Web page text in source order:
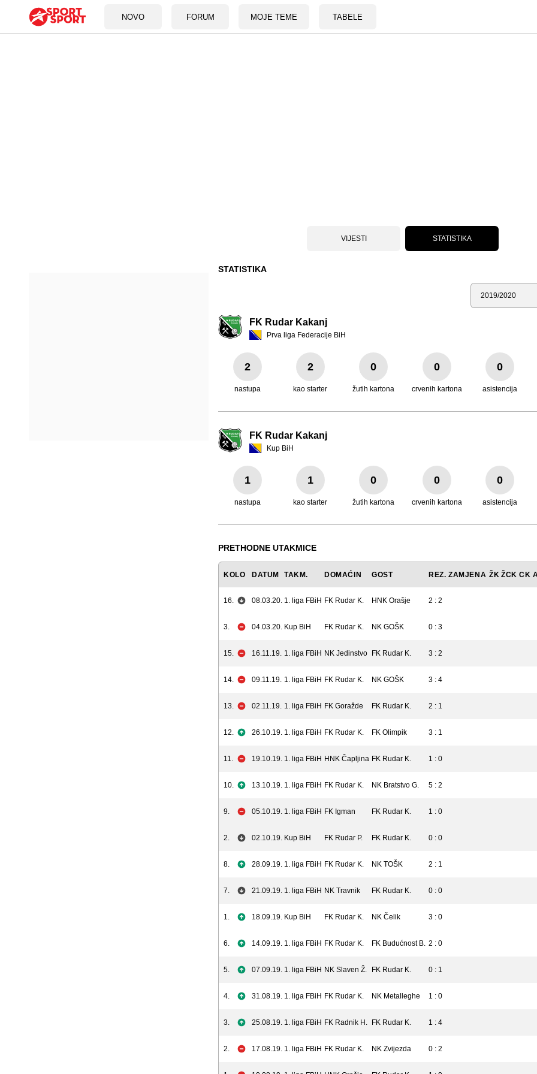
NOVO FORUM MOJE TEME TABELE
VIJESTI STATISTIKA
STATISTIKA
Sezona
FK Rudar Kakanj
Prva liga Federacije BiH
2
nastupa
2
kao starter
0
žutih kartona
0
crvenih kartona
0
asistencija
FK Rudar Kakanj
Kup BiH
1
nastupa
1
kao starter
0
žutih kartona
0
crvenih kartona
0
asistencija
PRETHODNE UTAKMICE
KOLO DATUM TAKM. DOMAĆIN GOST REZ. ZAMJENA ŽK ŽCK CK
16. 08.03.20. 1. liga FBiH FK Rudar K. HNK Orašje 2 : 2
3. 04.03.20. Kup BiH FK Rudar K. NK GOŠK 0 : 3
15. 16.11.19. 1. liga FBiH NK Jedinstvo FK Rudar K. 3 : 2
14. 09.11.19. 1. liga FBiH FK Rudar K. NK GOŠK 3 : 4
13. 02.11.19. 1. liga FBiH FK Goražde FK Rudar K. 2 : 1
12. 26.10.19. 1. liga FBiH FK Rudar K. FK Olimpik 3 : 1
11. 19.10.19. 1. liga FBiH HNK Čapljina FK Rudar K. 1 : 0
10. 13.10.19. 1. liga FBiH FK Rudar K. NK Bratstvo G. 5 : 2
9. 05.10.19. 1. liga FBiH FK Igman FK Rudar K. 1 : 0
2. 02.10.19. Kup BiH FK Rudar P. FK Rudar K. 0 : 0
8. 28.09.19. 1. liga FBiH FK Rudar K. NK TOŠK 2 : 1
7. 21.09.19. 1. liga FBiH NK Travnik FK Rudar K. 0 : 0
1. 18.09.19. Kup BiH FK Rudar K. NK Čelik 3 : 0
6. 14.09.19. 1. liga FBiH FK Rudar K. FK Budućnost B. 2 : 0
5. 07.09.19. 1. liga FBiH NK Slaven Ž. FK Rudar K. 0 : 1
4. 31.08.19. 1. liga FBiH FK Rudar K. NK Metalleghe 1 : 0
3. 25.08.19. 1. liga FBiH FK Radnik H. FK Rudar K. 1 : 4
2. 17.08.19. 1. liga FBiH FK Rudar K. NK Zvijezda 0 : 2